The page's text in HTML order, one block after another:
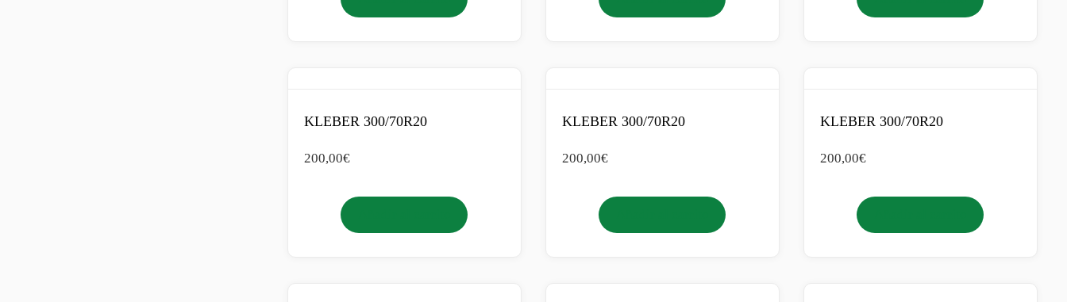
KLEBER 300/70R20
200,00€
KLEBER 300/70R20
200,00€
KLEBER 300/70R20
200,00€